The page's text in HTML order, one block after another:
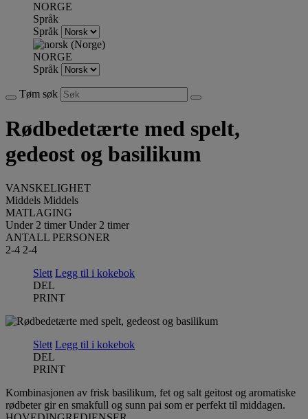
NORGE
Språk
Språk
NORGE
Språk
Tøm søk
Rødbedetærte med spelt,
gedeost og basilikum
VANSKELIGHET
Middels Middels
MATLAGING
Under 2 timer Under 2 timer
ANTALL PERSONER
2-4 2-4
Slett Legg til i kokebok
DEL
PRINT
Slett Legg til i kokebok
DEL
PRINT
Kombinasjonen av frisk basilikum, fet og salt geitost og aromatiske
rødbeter gir en smakfull og sunn pai som er perfekt til middagen.